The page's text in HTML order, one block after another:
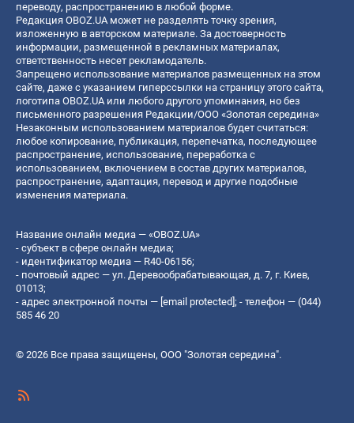
переводу, распространению в любой форме.
Редакция OBOZ.UA может не разделять точку зрения,
изложенную в авторском материале. За достоверность
информации, размещенной в рекламных материалах,
ответственность несет рекламодатель.
Запрещено использование материалов размещенных на этом
сайте, даже с указанием гиперссылки на страницу этого сайта,
логотипа OBOZ.UA или любого другого упоминания, но без
письменного разрешения Редакции/ООО «Золотая середина»
Незаконным использованием материалов будет считаться:
любое копирование, публикация, перепечатка, последующее
распространение, использование, переработка с
использованием, включением в состав других материалов,
распространение, адаптация, перевод и другие подобные
изменения материала.
Название онлайн медиа — «OBOZ.UA»
- субъект в сфере онлайн медиа;
- идентификатор медиа — R40-06156;
- почтовый адрес — ул. Деревообрабатывающая, д. 7, г. Киев,
01013;
- адрес электронной почты — [email protected]; - телефон — (044)
585 46 20
© 2026 Все права защищены, ООО "Золотая середина".